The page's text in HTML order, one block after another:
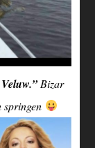
Bizar
springen